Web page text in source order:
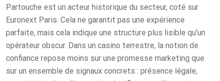
Partouche est un acteur historique du secteur, coté sur
Euronext Paris. Cela ne garantit pas une expérience
parfaite, mais cela indique une structure plus lisible qu’un
opérateur obscur. Dans un casino terrestre, la notion de
confiance repose moins sur une promesse marketing que
sur un ensemble de signaux concrets : présence légale,